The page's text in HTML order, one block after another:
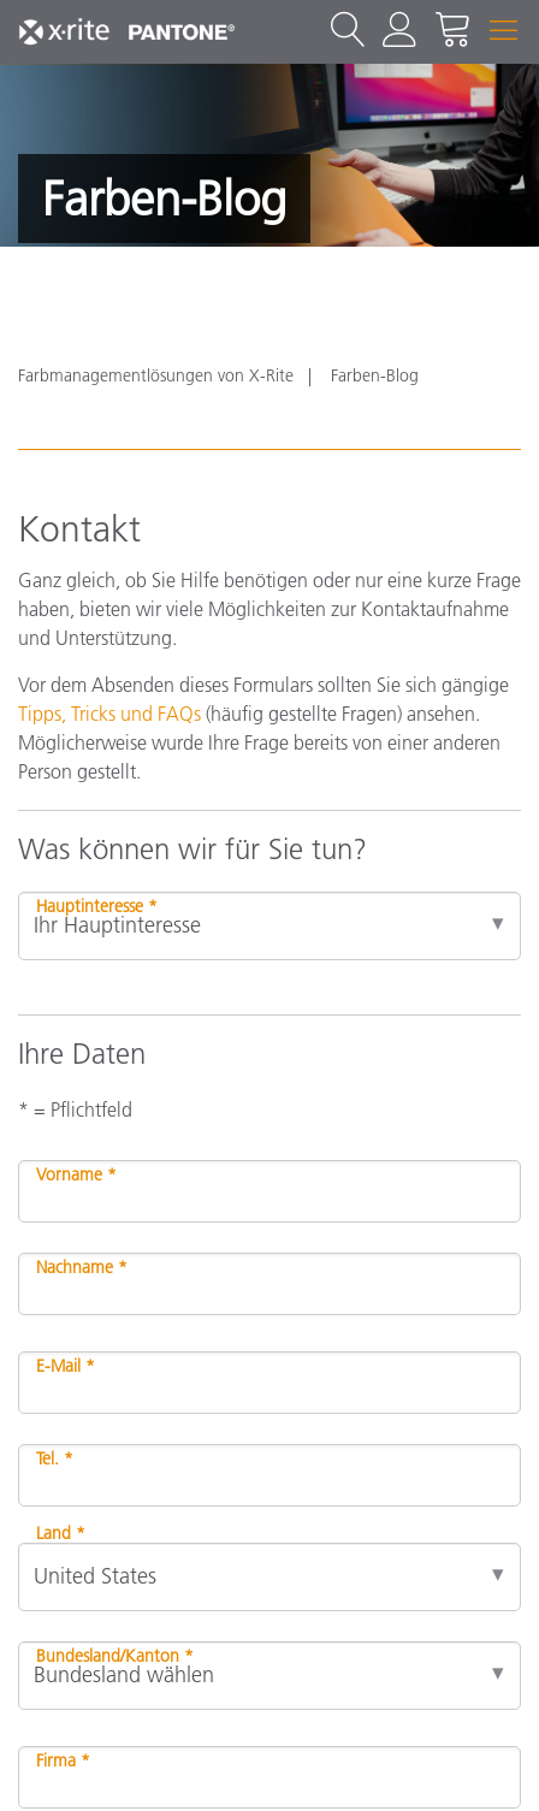
Farben-Blog
Farbmanagementlösungen von X-Rite Farben-Blog
Kontakt
Ganz gleich, ob Sie Hilfe benötigen oder nur eine kurze Frage
haben, bieten wir viele Möglichkeiten zur Kontaktaufnahme
und Unterstützung.
Vor dem Absenden dieses Formulars sollten Sie sich gängige
Tipps, Tricks und FAQs (häufig gestellte Fragen) ansehen.
Möglicherweise wurde Ihre Frage bereits von einer anderen
Person gestellt.
Was können wir für Sie tun?
Hauptinteresse *
Ihre Daten
* = Pflichtfeld
Vorname *
Nachname *
E-Mail *
Tel. *
Land *
Bundesland/Kanton *
Firma *